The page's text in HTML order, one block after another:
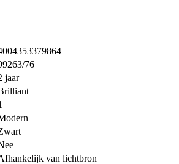
76
jaar
van lichtbron